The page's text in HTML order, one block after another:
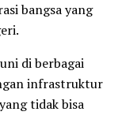
bangsa yang
di berbagai
infrastruktur
tidak bisa